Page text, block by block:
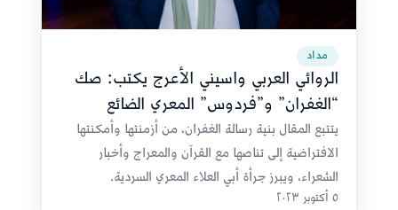
مداد
الروائي العربي واسيني الأعرج يكتب: صك
“الغفران” و”فردوس” المعري الضائع
يتتبع المقال بنية رسالة الغفران، من أزمنتها وأمكنتها
الافتراضية إلى تناصها مع القرآن والمعراج وأخبار
الشعراء، ويبرز جرأة أبي العلاء المعري السردية.
٥ أكتوبر ٢٠٢٣